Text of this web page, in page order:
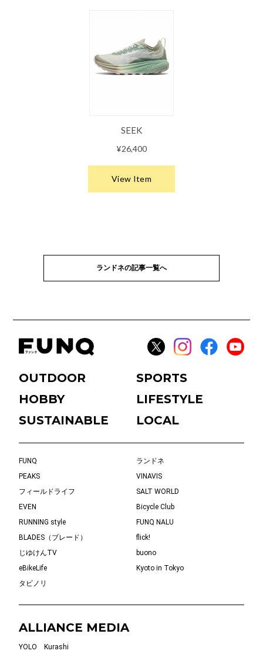
ランドネの記事一覧へ
OUTDOOR
SPORTS
HOBBY
LIFESTYLE
SUSTAINABLE
LOCAL
FUNQ
ランドネ
PEAKS
VINAVIS
フィールドライフ
SALT WORLD
EVEN
Bicycle Club
RUNNING style
FUNQ NALU
BLADES（ブレード）
flick!
じゆけんTV
buono
eBikeLife
Kyoto in Tokyo
タビノリ
ALLIANCE MEDIA
YOLO Kurashi